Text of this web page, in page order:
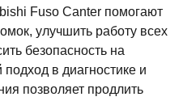
Fuso Canter помогают
улучшить работу всех
безопасность на
в диагностике и
позволяет продлить